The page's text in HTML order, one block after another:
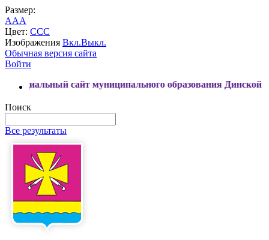
Размер:
AAA
Цвет: CCC
Изображения Вкл.Выкл.
Обычная версия сайта
Войти
сайт муниципального образования Динской район
Поиск
Все результаты